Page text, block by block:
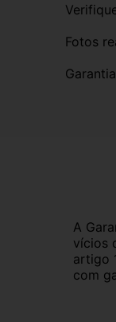
Fotos
A
vícios
artigo
com